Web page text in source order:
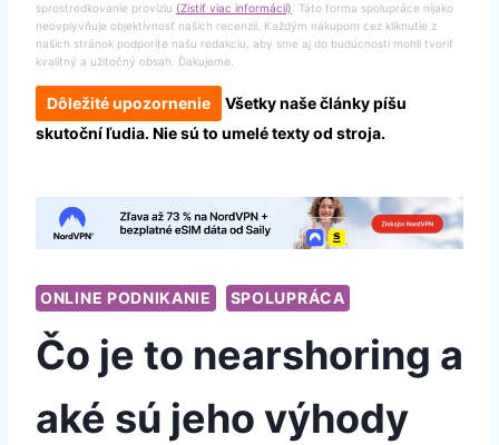
sprostredkovanie províziu (Zistiť viac informácií) . Táto forma spolupráce nijako
neovplyvňuje objektívnosť našich recenzií. Každým nákupom cez kliknutie z
našich stránok podporíte našu redakciu, aby sme aj do budúcnosti mohli tvoriť
kvalitný a užitočný obsah. Ďakujeme.
Dôležité upozornenie
Všetky naše články píšu
skutoční ľudia. Nie sú to umelé texty od stroja.
ONLINE PODNIKANIE SPOLUPRÁCA
Čo je to nearshoring a
aké sú jeho výhody